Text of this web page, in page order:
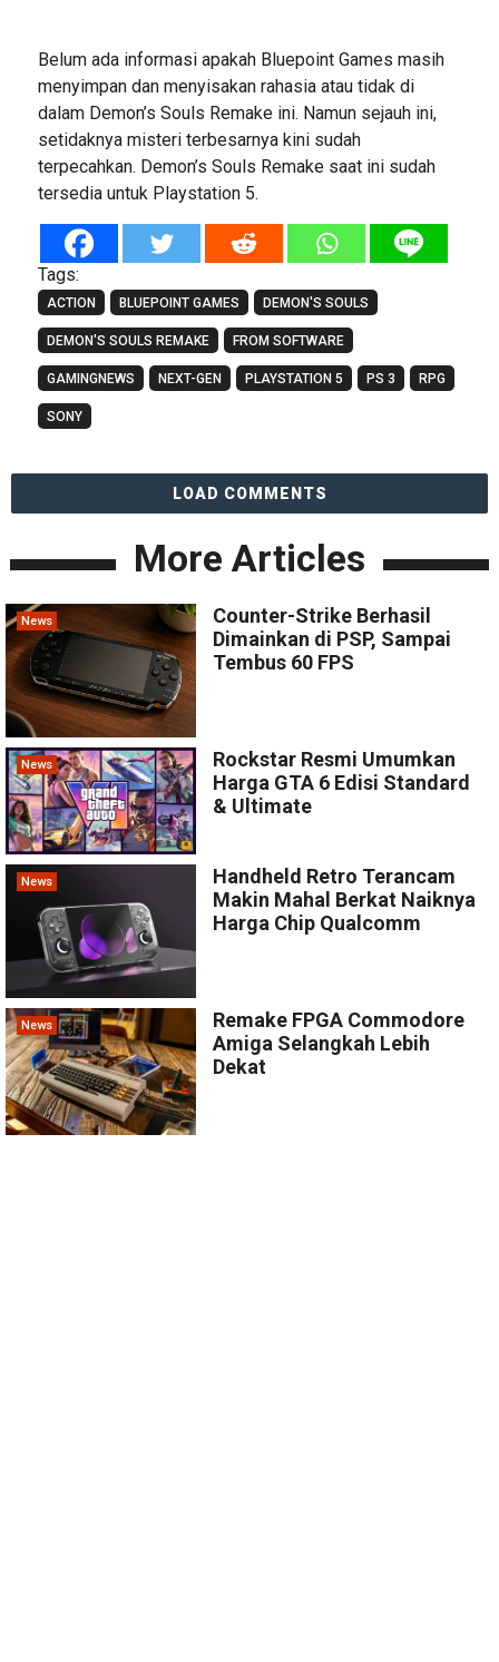
Belum ada informasi apakah Bluepoint Games masih
menyimpan dan menyisakan rahasia atau tidak di
dalam Demon’s Souls Remake ini. Namun sejauh ini,
setidaknya misteri terbesarnya kini sudah
terpecahkan. Demon’s Souls Remake saat ini sudah
tersedia untuk Playstation 5.
Tags:
ACTION BLUEPOINT GAMES DEMON'S SOULS
DEMON'S SOULS REMAKE FROM SOFTWARE
GAMINGNEWS NEXT-GEN PLAYSTATION 5 PS 3 RPG
SONY
LOAD COMMENTS
More Articles
News
Counter-Strike Berhasil
Dimainkan di PSP, Sampai
Tembus 60 FPS
News
Rockstar Resmi Umumkan
Harga GTA 6 Edisi Standard
& Ultimate
News
Handheld Retro Terancam
Makin Mahal Berkat Naiknya
Harga Chip Qualcomm
News
Remake FPGA Commodore
Amiga Selangkah Lebih
Dekat